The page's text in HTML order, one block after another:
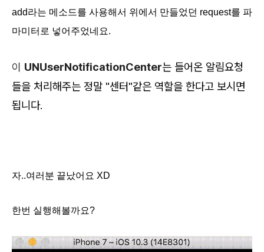
add라는 메소드를 사용해서 위에서 만들었던 request를 파
마미터로 넣어주었네요.
이 UNUserNotificationCenter는 들어온 알림요청
들을 처리해주는 정말 "센터"같은 역할을 한다고 보시면
됩니다.
자..여러분 끝났어요 XD
한번 실행해볼까요?